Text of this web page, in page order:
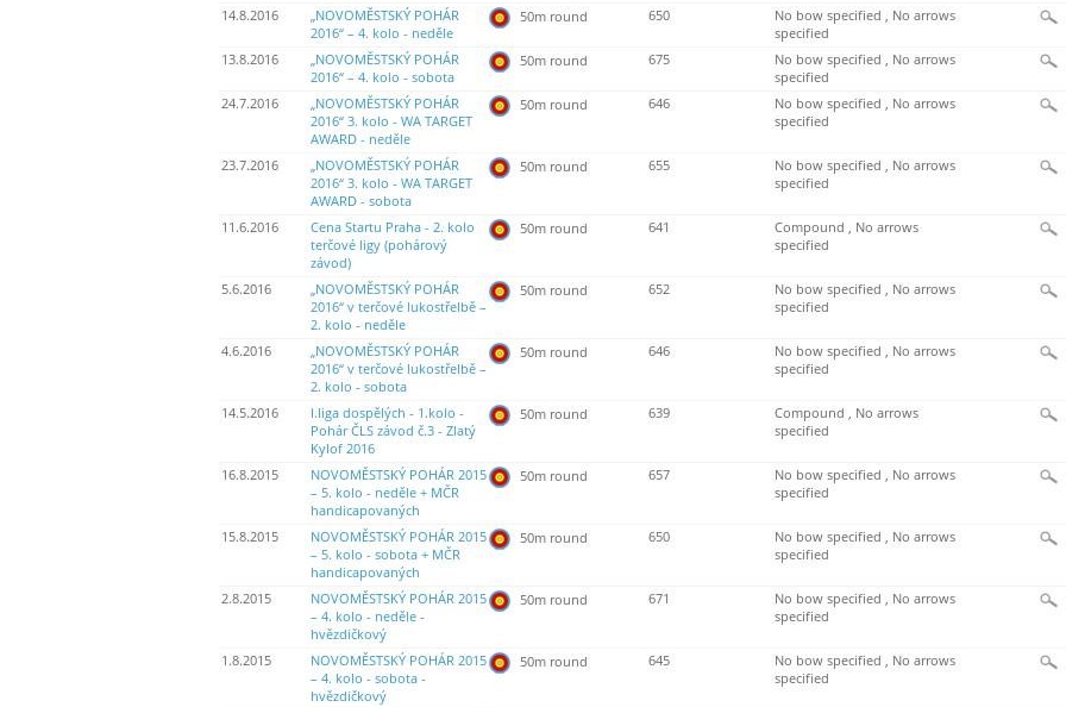
14.8.2016
„NOVOMĚSTSKÝ POHÁR
2016“ – 4. kolo - neděle
50m round 650
No bow specified , No arrows
specified
13.8.2016
„NOVOMĚSTSKÝ POHÁR
2016“ – 4. kolo - sobota
50m round 675
No bow specified , No arrows
specified
24.7.2016
„NOVOMĚSTSKÝ POHÁR
2016“ 3. kolo - WA TARGET
AWARD - neděle
50m round 646
No bow specified , No arrows
specified
23.7.2016
„NOVOMĚSTSKÝ POHÁR
2016“ 3. kolo - WA TARGET
AWARD - sobota
50m round 655
No bow specified , No arrows
specified
11.6.2016
Cena Startu Praha - 2. kolo
terčové ligy (pohárový
závod)
50m round 641
Compound , No arrows
specified
5.6.2016
„NOVOMĚSTSKÝ POHÁR
2016“ v terčové lukostřelbě –
2. kolo - neděle
50m round 652
No bow specified , No arrows
specified
4.6.2016
„NOVOMĚSTSKÝ POHÁR
2016“ v terčové lukostřelbě –
2. kolo - sobota
50m round 646
No bow specified , No arrows
specified
14.5.2016
I.liga dospělých - 1.kolo -
Pohár ČLS závod č.3 - Zlatý
Kylof 2016
50m round 639
Compound , No arrows
specified
16.8.2015
NOVOMĚSTSKÝ POHÁR 2015
– 5. kolo - neděle + MČR
handicapovaných
50m round 657
No bow specified , No arrows
specified
15.8.2015
NOVOMĚSTSKÝ POHÁR 2015
– 5. kolo - sobota + MČR
handicapovaných
50m round 650
No bow specified , No arrows
specified
2.8.2015
NOVOMĚSTSKÝ POHÁR 2015
– 4. kolo - neděle -
hvězdičkový
50m round 671
No bow specified , No arrows
specified
1.8.2015
NOVOMĚSTSKÝ POHÁR 2015
– 4. kolo - sobota -
hvězdičkový
50m round 645
No bow specified , No arrows
specified